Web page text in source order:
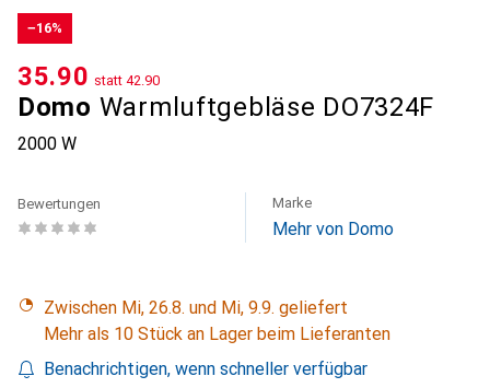
−16%
Domo Warmluftgebläse DO7324F
2000 W
CHF
35.90 statt CHF
42.90
Bewertungen Marke
Mehr von Domo
Zwischen Mi, 26.8. und Mi, 9.9. geliefert
Mehr als 10 Stück an Lager beim Lieferanten
Benachrichtigen, wenn schneller verfügbar